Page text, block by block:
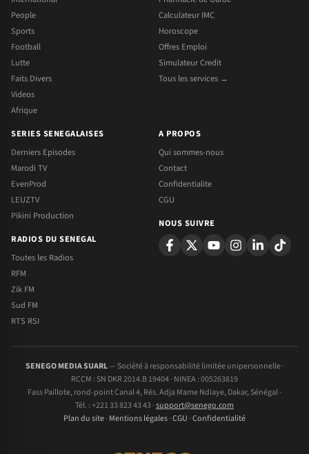
People
Sports
Football
Lutte
Faits Divers
Videos
Afrique
Calculateur IMC
Horoscope
Offres Emploi
Simulateur Credit
Tous les services →
SERIES SENEGALAISES
Derniers Episodes
Marodi TV
EvenProd
LEUZTV
Pikini Production
RADIOS DU SENEGAL
Toutes les Radios
RFM
Zik FM
Sud FM
RTS RSI
A PROPOS
Qui sommes-nous
Contact
Confidentialite
CGU
NOUS SUIVRE
SENEGO MEDIA SUARL— Société à responsabilité limitée unipersonnelle ·
RCCM : SN DKR 2014.B 19404 · NINEA : 005263819
Fass Paillote, rond-point Canal 4, Rés. Adja Mame Ndiaye, Dakar, Sénégal ·
Tél. : +221 33 823 43 43 ·support@senego.com
Plan du site· Mentions légales·CGU ·Confidentialité